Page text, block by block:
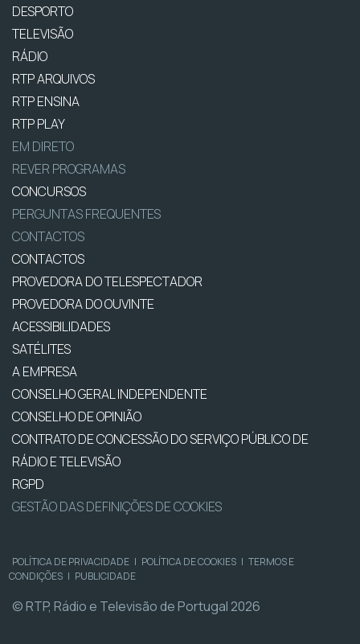
DESPORTO
TELEVISÃO
RÁDIO
RTP ARQUIVOS
RTP ENSINA
RTP PLAY
EM DIRETO
REVER PROGRAMAS
CONCURSOS
PERGUNTAS FREQUENTES
CONTACTOS
CONTACTOS
PROVEDORA DO TELESPECTADOR
PROVEDORA DO OUVINTE
ACESSIBILIDADES
SATÉLITES
A EMPRESA
CONSELHO GERAL INDEPENDENTE
CONSELHO DE OPINIÃO
CONTRATO DE CONCESSÃO DO SERVIÇO PÚBLICO DE
RÁDIO E TELEVISÃO
RGPD
GESTÃO DAS DEFINIÇÕES DE COOKIES
POLÍTICA DE PRIVACIDADE | POLÍTICA DE COOKIES | TERMOS E
CONDIÇÕES | PUBLICIDADE
© RTP, Rádio e Televisão de Portugal 2026